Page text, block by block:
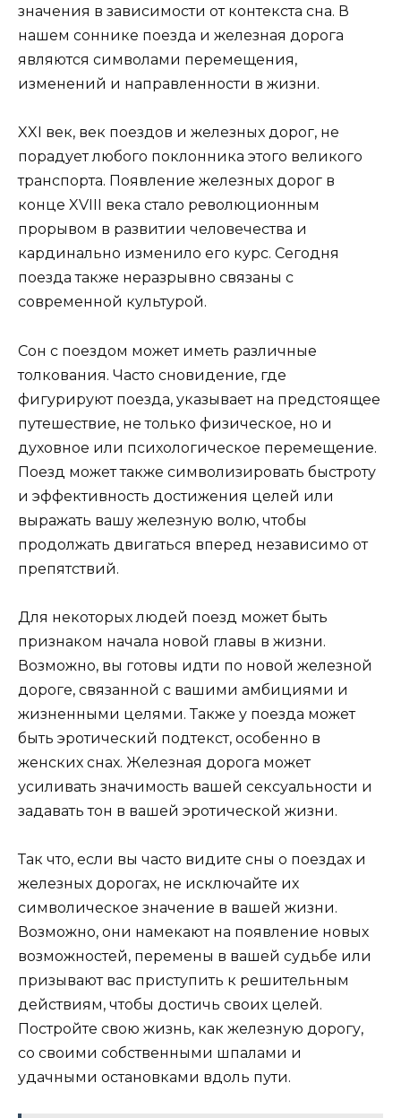
значения в зависимости от контекста сна. В
нашем соннике поезда и железная дорога
являются символами перемещения,
изменений и направленности в жизни.
XXI век, век поездов и железных дорог, не
порадует любого поклонника этого великого
транспорта. Появление железных дорог в
конце XVIII века стало революционным
прорывом в развитии человечества и
кардинально изменило его курс. Сегодня
поезда также неразрывно связаны с
современной культурой.
Сон с поездом может иметь различные
толкования. Часто сновидение, где
фигурируют поезда, указывает на предстоящее
путешествие, не только физическое, но и
духовное или психологическое перемещение.
Поезд может также символизировать быстроту
и эффективность достижения целей или
выражать вашу железную волю, чтобы
продолжать двигаться вперед независимо от
препятствий.
Для некоторых людей поезд может быть
признаком начала новой главы в жизни.
Возможно, вы готовы идти по новой железной
дороге, связанной с вашими амбициями и
жизненными целями. Также у поезда может
быть эротический подтекст, особенно в
женских снах. Железная дорога может
усиливать значимость вашей сексуальности и
задавать тон в вашей эротической жизни.
Так что, если вы часто видите сны о поездах и
железных дорогах, не исключайте их
символическое значение в вашей жизни.
Возможно, они намекают на появление новых
возможностей, перемены в вашей судьбе или
призывают вас приступить к решительным
действиям, чтобы достичь своих целей.
Постройте свою жизнь, как железную дорогу,
со своими собственными шпалами и
удачными остановками вдоль пути.